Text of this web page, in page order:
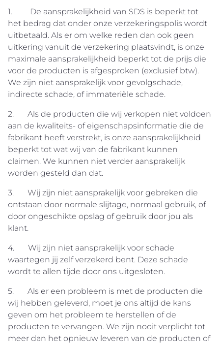
1. De aansprakelijkheid van SDS is beperkt tot
het bedrag dat onder onze verzekeringspolis wordt
uitbetaald. Als er om welke reden dan ook geen
uitkering vanuit de verzekering plaatsvindt, is onze
maximale aansprakelijkheid beperkt tot de prijs die
voor de producten is afgesproken (exclusief btw).
We zijn niet aansprakelijk voor gevolgschade,
indirecte schade, of immateriële schade.
2. Als de producten die wij verkopen niet voldoen
aan de kwaliteits- of eigenschapsinformatie die de
fabrikant heeft verstrekt, is onze aansprakelijkheid
beperkt tot wat wij van de fabrikant kunnen
claimen. We kunnen niet verder aansprakelijk
worden gesteld dan dat.
3. Wij zijn niet aansprakelijk voor gebreken die
ontstaan door normale slijtage, normaal gebruik, of
door ongeschikte opslag of gebruik door jou als
klant.
4. Wij zijn niet aansprakelijk voor schade
waartegen jij zelf verzekerd bent. Deze schade
wordt te allen tijde door ons uitgesloten.
5. Als er een probleem is met de producten die
wij hebben geleverd, moet je ons altijd de kans
geven om het probleem te herstellen of de
producten te vervangen. We zijn nooit verplicht tot
meer dan het opnieuw leveren van de producten of